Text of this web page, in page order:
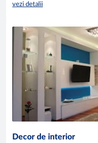
vezi detalii
Decor de interior